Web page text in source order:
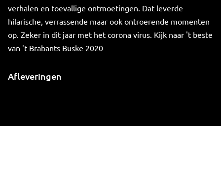
verhalen en toevallige ontmoetingen. Dat leverde
hilarische, verrassende maar ook ontroerende momenten
op. Zeker in dit jaar met het corona virus. Kijk naar 't beste
van 't Brabants Buske 2020
Afleveringen